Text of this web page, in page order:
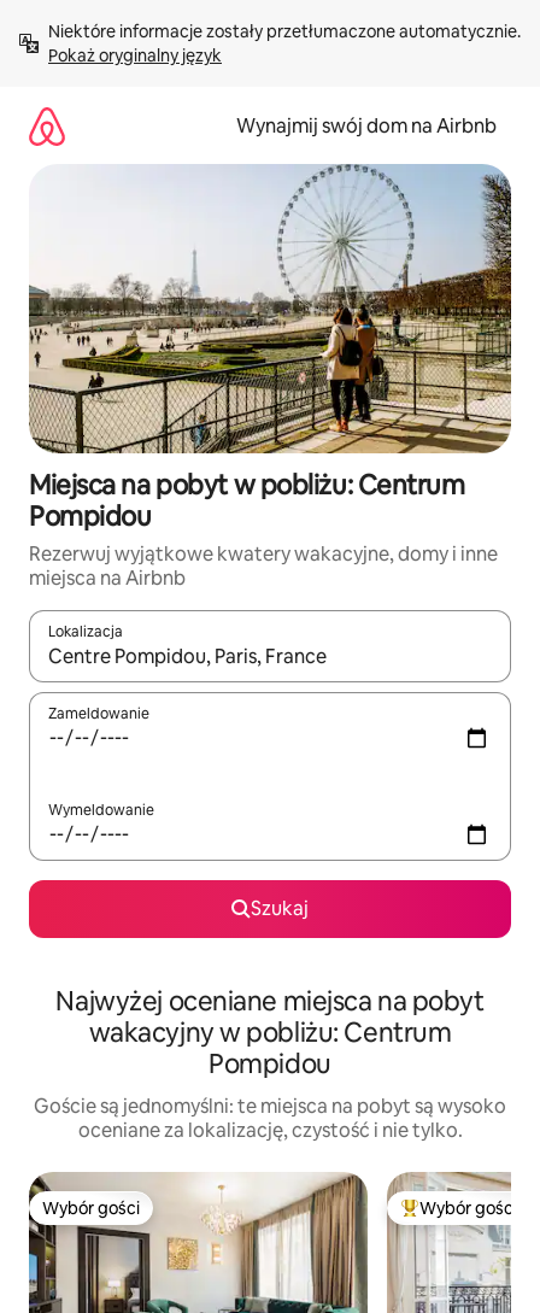
treści Pokaż oryginalny język
Wynajmij swój dom na Airbnb
Miejsca na pobyt w pobliżu: Centrum
Pompidou
Rezerwuj wyjątkowe kwatery wakacyjne, domy i inne
miejsca na Airbnb
Lokalizacja
Gdy wyniki będą dostępne, możesz poruszać się po nich za
Zameldowanie
Wymeldowanie
Szukaj
Najwyżej oceniane miejsca na pobyt
wakacyjny w pobliżu: Centrum
Pompidou
Goście są jednomyślni: te miejsca na pobyt są wysoko
oceniane za lokalizację, czystość i nie tylko.
Wybór gości
Wybór gości Wybór gości